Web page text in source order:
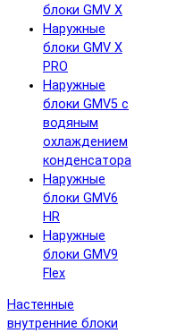
блоки GMV X
Наружные
блоки GMV X
PRO
Наружные
блоки GMV5 с
водяным
охлаждением
конденсатора
Наружные
блоки GMV6
HR
Наружные
блоки GMV9
Flex
Настенные
внутренние блоки